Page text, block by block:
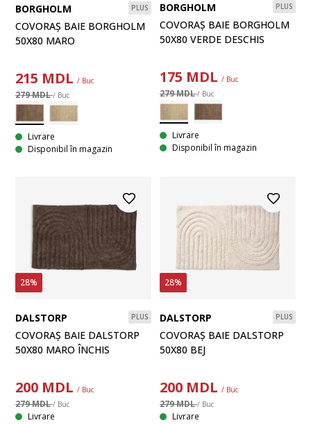
BORGHOLM PLUS
COVORAȘ BAIE BORGHOLM
50X80 MARO
215 MDL / Buc
279 MDL/ Buc
Livrare
Disponibil în magazin
BORGHOLM PLUS
COVORAȘ BAIE BORGHOLM
50X80 VERDE DESCHIS
175 MDL / Buc
279 MDL/ Buc
Livrare
Disponibil în magazin
28%
DALSTORP PLUS
COVORAȘ BAIE DALSTORP
50X80 MARO ÎNCHIS
200 MDL / Buc
279 MDL/ Buc
Livrare
28%
DALSTORP PLUS
COVORAȘ BAIE DALSTORP
50X80 BEJ
200 MDL / Buc
279 MDL/ Buc
Livrare